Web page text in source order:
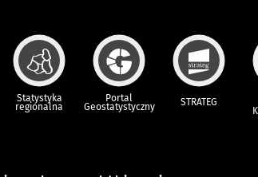
Statystyka
regionalna
Portal
Geostatystyczny STRATEG